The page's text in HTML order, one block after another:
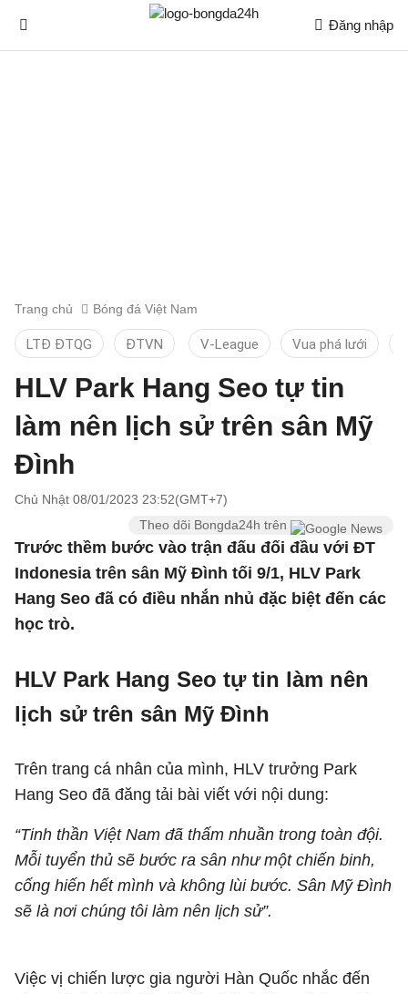
Đăng nhập
Trang chủ Bóng đá Việt Nam
LTĐ ĐTQG ĐTVN V-League Vua phá lưới
HLV Park Hang Seo tự tin
làm nên lịch sử trên sân Mỹ
Đình
Chủ Nhật 08/01/2023 23:52(GMT+7)
Theo dõi Bongda24h trên
Trước thềm bước vào trận đấu đối đầu với ĐT
Indonesia trên sân Mỹ Đình tối 9/1, HLV Park
Hang Seo đã có điều nhắn nhủ đặc biệt đến các
học trò.
HLV Park Hang Seo tự tin làm nên
lịch sử trên sân Mỹ Đình
Trên trang cá nhân của mình, HLV trưởng Park
Hang Seo đã đăng tải bài viết với nội dung:
“Tinh thần Việt Nam đã thấm nhuần trong toàn đội.
Mỗi tuyển thủ sẽ bước ra sân như một chiến binh,
cống hiến hết mình và không lùi bước. Sân Mỹ Đình
sẽ là nơi chúng tôi làm nên lịch sử”.
Việc vị chiến lược gia người Hàn Quốc nhắc đến